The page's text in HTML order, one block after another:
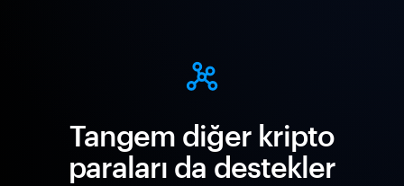
Tangem diğer kripto
paraları da destekler